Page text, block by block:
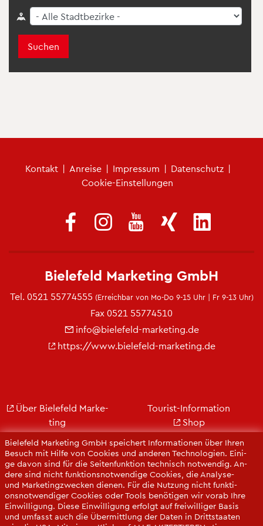
Suchen
Kon­takt | An­rei­se | Im­pres­sum | Da­ten­schutz |
Coo­kie-Ein­stel­lun­gen
Bie­le­feld Mar­ke­ting GmbH spei­chert In­for­ma­tio­nen über Ihren
Be­such mit Hilfe von Coo­kies und an­de­ren Tech­no­lo­gi­en. Ei­ni­
ge davon sind für die Sei­ten­funk­ti­on tech­nisch not­wen­dig. An­
de­re sind nicht funk­ti­ons­not­wen­di­ge Coo­kies, die Ana­ly­se-
und Mar­ke­ting­zwe­cken die­nen. Für die Nut­zung nicht funk­ti­
ons­not­wen­di­ger Coo­kies oder Tools be­nö­ti­gen wir vorab Ihre
Ein­wil­li­gung. Diese Ein­wil­li­gung er­folgt auf frei­wil­li­ger Basis
und um­fasst auch die Über­mitt­lung der Daten in Dritt­staa­ten
Bie­le­feld Mar­ke­ting GmbH
Tel. 0521 55774555 (Er­reich­bar von Mo-Do 9-15 Uhr | Fr 9-13 Uhr)
Fax 0521 55774510
info@​bielefeld-​marketing.​de
https://​www.​bielefeld-​marketing.​de
Über Bie­le­feld Mar­ke­
ting
Kon­takt
Ge­schäfts­be­richt
Pres­se
Tou­rist-In­for­ma­ti­on
Shop
Bie­le­feld-Gut­schein
Web­cams